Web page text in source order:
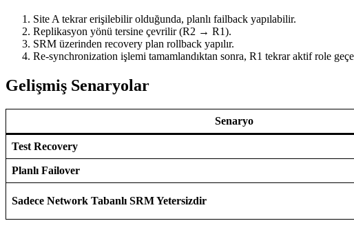
Site A tekrar erişilebilir olduğunda, planlı failback yapılabilir.
Replikasyon yönü tersine çevrilir (R2 → R1).
SRM üzerinden recovery plan rollback yapılır.
Re-synchronization işlemi tamamlandıktan sonra, R1 tekrar aktif role
Gelişmiş Senaryolar
Senaryo
Test Recovery
Planlı Failover
Sadece Network Tabanlı SRM Yetersizdir